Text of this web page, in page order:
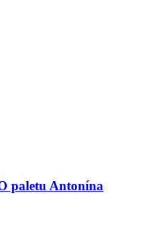
paletu Antonína